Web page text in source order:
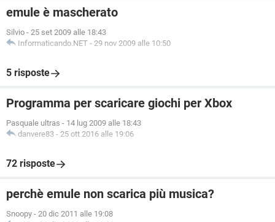
emule è mascherato
Silvio - 25 set 2009 alle 18:43
Informaticando.NET - 29 nov 2009 alle 10:50
5 risposte
Programma per scaricare giochi per Xbox
Pasquale ultras - 14 lug 2009 alle 18:43
danvere83 - 25 ott 2016 alle 19:06
72 risposte
perchè emule non scarica più musica?
Snoopy - 20 dic 2011 alle 19:08